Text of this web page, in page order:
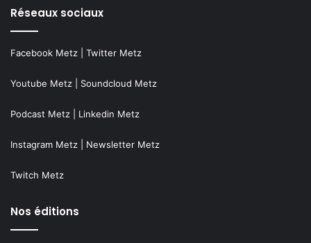
Réseaux sociaux
Facebook Metz Twitter Metz
Youtube Metz Soundcloud Metz
Podcast Metz Linkedin Metz
Instagram Metz Newsletter Metz
Twitch Metz
Nos éditions